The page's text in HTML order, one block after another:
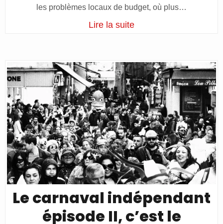
les problèmes locaux de budget, où plus…
Lire la suite
Le carnaval indépendant
épisode II, c’est le